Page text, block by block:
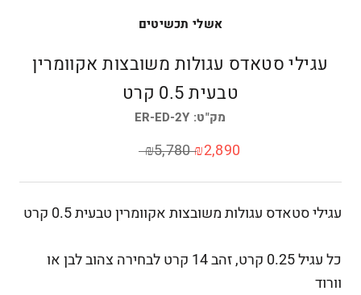
אשלי תכשיטים
עגילי סטאדס עגולות משובצות אקוומרין
טבעית 0.5 קרט
מק"ט: ER-ED-2Y
₪2,890
₪5,780
עגילי סטאדס עגולות משובצות אקוומרין טבעית 0.5 קרט
כל עגיל 0.25 קרט, זהב 14 קרט לבחירה צהוב לבן או
וורוד